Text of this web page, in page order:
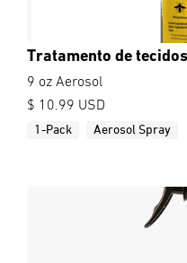
Tratamento de
9 oz Aerosol
$ 10.99 USD
1-Pack Aerosol Spray